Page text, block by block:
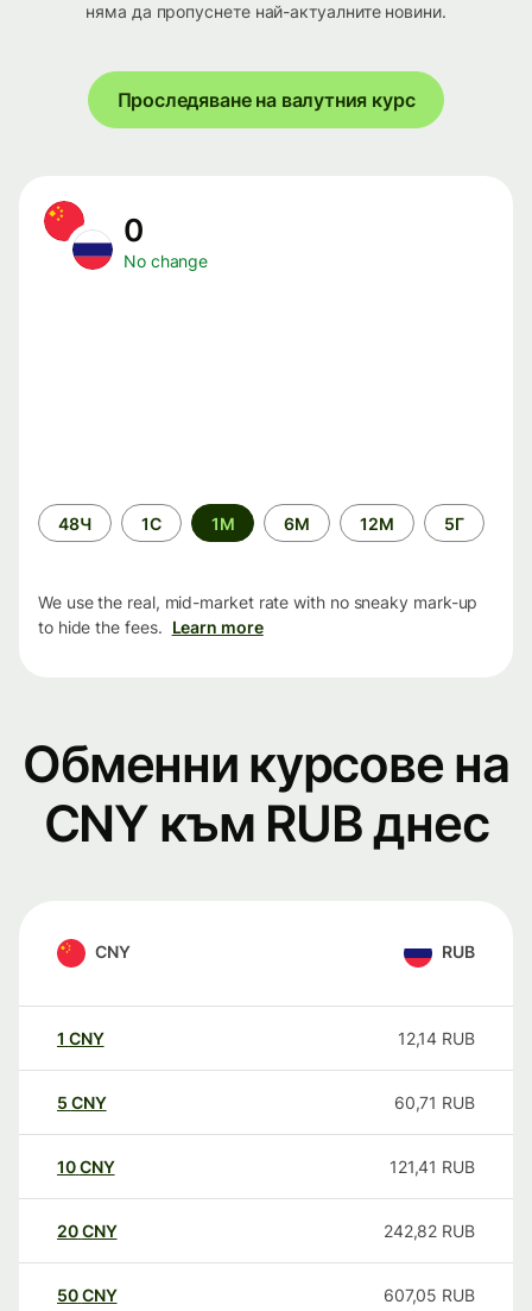
няма да пропуснете най-актуалните новини.
Проследяване на валутния курс
0
No change
Time
period
48Ч 1С 1М 6М 12М 5Г
We use the real, mid-market rate with no sneaky mark-up
to hide the fees. Learn more
Обменни курсове на
CNY към RUB днес
CNY RUB
1 CNY 12,14 RUB
5 CNY 60,71 RUB
10CNY 121,41 RUB
20CNY 242,82 RUB
50CNY 607,05 RUB